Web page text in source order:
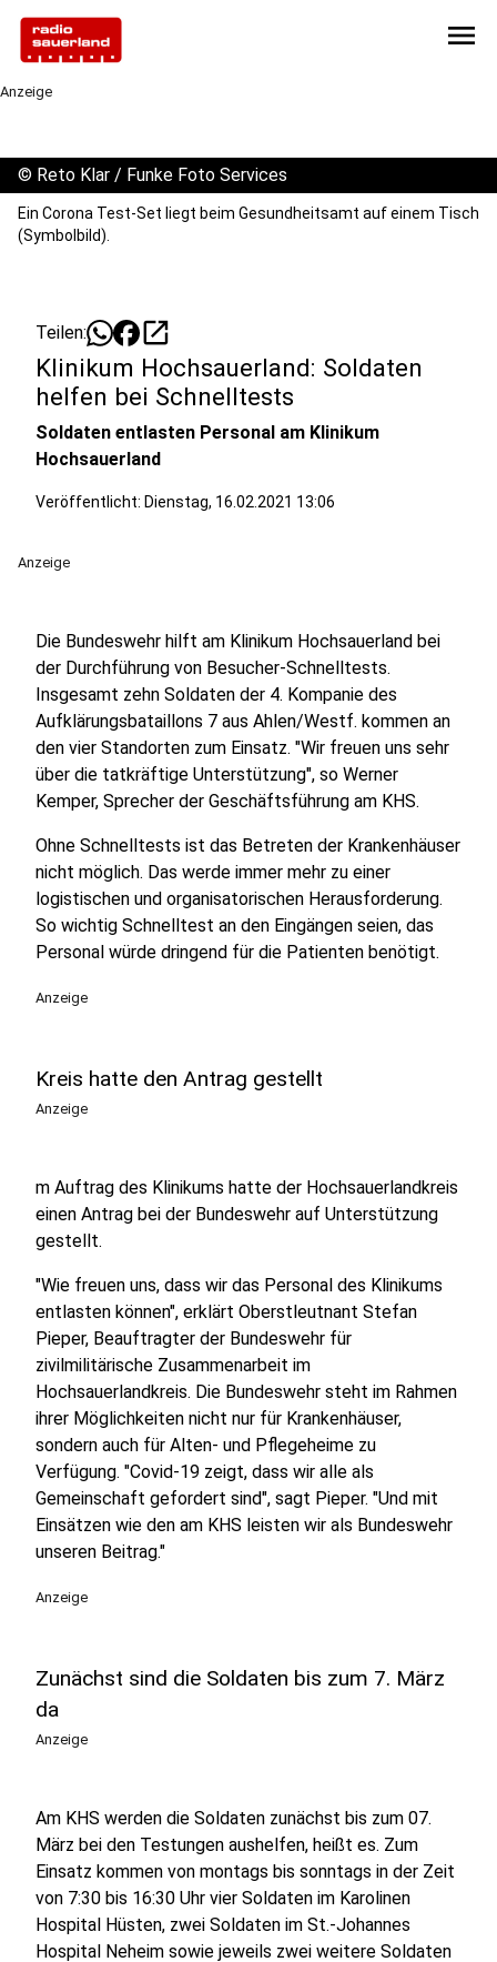
menu
Anzeige
© Reto Klar / Funke Foto Services
Ein Corona Test-Set liegt beim Gesundheitsamt auf einem Tisch
(Symbolbild).
Teilen: open_in_new
Klinikum Hochsauerland: Soldaten
helfen bei Schnelltests
Soldaten entlasten Personal am Klinikum
Hochsauerland
Veröffentlicht: Dienstag, 16.02.2021 13:06
Anzeige
Die Bundeswehr hilft am Klinikum Hochsauerland bei
der Durchführung von Besucher-Schnelltests.
Insgesamt zehn Soldaten der 4. Kompanie des
Aufklärungsbataillons 7 aus Ahlen/Westf. kommen an
den vier Standorten zum Einsatz. "Wir freuen uns sehr
über die tatkräftige Unterstützung", so Werner
Kemper, Sprecher der Geschäftsführung am KHS.
Ohne Schnelltests ist das Betreten der Krankenhäuser
nicht möglich. Das werde immer mehr zu einer
logistischen und organisatorischen Herausforderung.
So wichtig Schnelltest an den Eingängen seien, das
Personal würde dringend für die Patienten benötigt.
Anzeige
Kreis hatte den Antrag gestellt
Anzeige
m Auftrag des Klinikums hatte der Hochsauerlandkreis
einen Antrag bei der Bundeswehr auf Unterstützung
gestellt.
"Wie freuen uns, dass wir das Personal des Klinikums
entlasten können", erklärt Oberstleutnant Stefan
Pieper, Beauftragter der Bundeswehr für
zivilmilitärische Zusammenarbeit im
Hochsauerlandkreis. Die Bundeswehr steht im Rahmen
ihrer Möglichkeiten nicht nur für Krankenhäuser,
sondern auch für Alten- und Pflegeheime zu
Verfügung. "Covid-19 zeigt, dass wir alle als
Gemeinschaft gefordert sind", sagt Pieper. "Und mit
Einsätzen wie den am KHS leisten wir als Bundeswehr
unseren Beitrag."
Anzeige
Zunächst sind die Soldaten bis zum 7. März
da
Anzeige
Am KHS werden die Soldaten zunächst bis zum 07.
März bei den Testungen aushelfen, heißt es. Zum
Einsatz kommen von montags bis sonntags in der Zeit
von 7:30 bis 16:30 Uhr vier Soldaten im Karolinen
Hospital Hüsten, zwei Soldaten im St.-Johannes
Hospital Neheim sowie jeweils zwei weitere Soldaten